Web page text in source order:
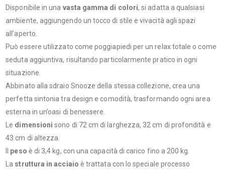
Disponibile in una vasta gamma di colori, si adatta a qualsiasi
ambiente, aggiungendo un tocco di stile e vivacità agli spazi
all’aperto.
Può essere utilizzato come poggiapiedi per un relax totale o come
seduta aggiuntiva, risultando particolarmente pratico in ogni
situazione.
Abbinato alla sdraio Snooze della stessa collezione, crea una
perfetta sintonia tra design e comodità, trasformando ogni area
esterna in un’oasi di benessere.
Le dimensionisono di 72 cm di larghezza, 32 cm di profondità e
43 cm di altezza.
peso è di 3,4 kg, con una capacità di carico fino a 200 kg.
La struttura in acciaio è trattata con lo speciale processo